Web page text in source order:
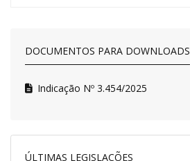
DOCUMENTOS PARA DOWNLOADS
Indicação Nº 3.454/2025
ÚLTIMAS LEGISLAÇÕES